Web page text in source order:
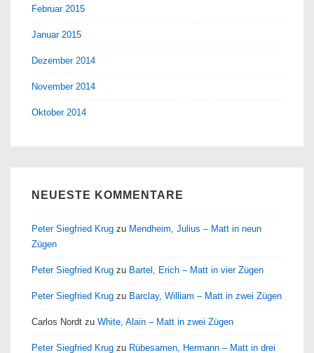
Februar 2015
Januar 2015
Dezember 2014
November 2014
Oktober 2014
NEUESTE KOMMENTARE
Peter Siegfried Krug zu Mendheim, Julius – Matt in neun
Zügen
Peter Siegfried Krug zu Bartel, Erich – Matt in vier Zügen
Peter Siegfried Krug zu Barclay, William – Matt in zwei Zügen
Carlos Nordt zu White, Alain – Matt in zwei Zügen
Peter Siegfried Krug zu Rübesamen, Hermann – Matt in drei